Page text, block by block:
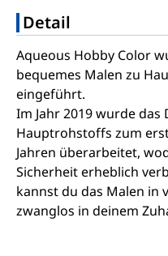
Detail
Aqueous Hobby Color
bequemes Malen zu
eingeführt.
Im Jahr 2019 wurde das
Hauptrohstoffs zum
Jahren überarbeitet,
Sicherheit erheblich
kannst du das Malen in
zwanglos in deinem